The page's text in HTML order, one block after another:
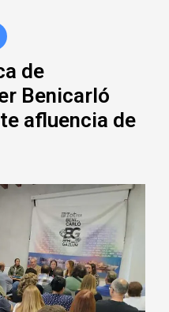
de
Benicarló
afluencia de